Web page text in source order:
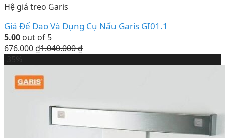
Hệ giá treo Garis
Giá Để Dao Và Dụng Cụ Nấu Garis GI01.1
5.00 out of 5
676.000 ₫1.040.000₫